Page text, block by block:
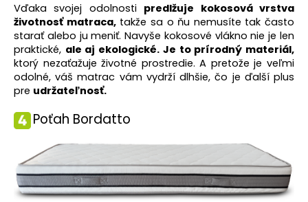
Vďaka svojej odolnosti predlžuje kokosová vrstva
životnosť matraca,takže sa o ňu nemusíte tak často
starať alebo ju meniť. Navyše kokosové vlákno nie je len
praktické, ale aj ekologické. Je to prírodný materiál,
ktorý nezaťažuje životné prostredie. A pretože je veľmi
odolné, váš matrac vám vydrží dlhšie, čo je ďalší plus
pre udržateľnosť.
Poťah Bordatto